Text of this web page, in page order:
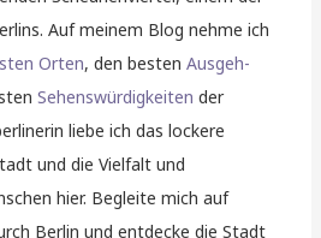
Auf meinem Blog nehme ich
Orten, den bestenAusgeh-
Sehenswürdigkeiten der
liebe ich das lockere
und die Vielfalt und
hier. Begleite mich auf
Berlin und entdecke die Stadt